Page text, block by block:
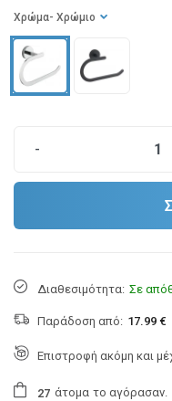
Χρώμα - Χρώμιο
-
Διαθεσιμότητα: Σε
Παράδοση από: 17.99 €
Επιστροφή ακόμη και
27 άτομα το αγόρασαν.